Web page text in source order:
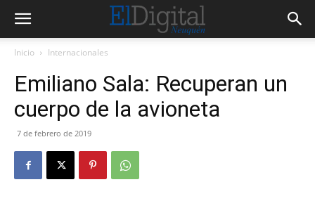
Inicio Internacionales
Emiliano Sala: Recuperan un
cuerpo de la avioneta
7 de febrero de 2019